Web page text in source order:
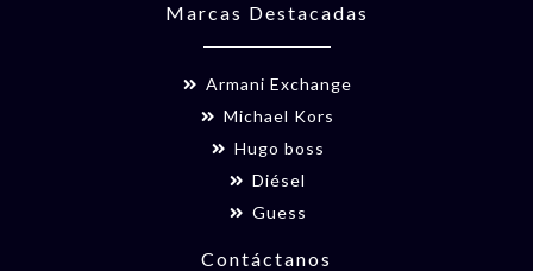
Marcas Destacadas
Armani Exchange
Michael Kors
Hugo boss
Diésel
Guess
Contáctanos